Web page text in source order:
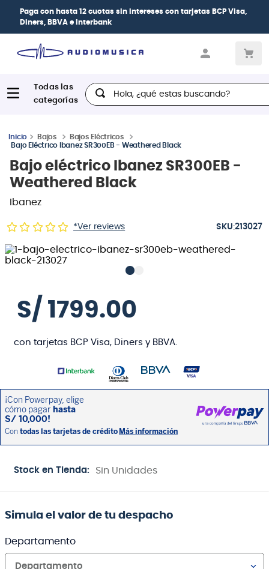
Paga con hasta 12 cuotas sin intereses con tarjetas BCP Visa,
Diners, BBVA e Interbank
Hola, ¿qué estas buscando?
Bajos
Bajos Eléctricos
Bajo Eléctrico Ibanez SR300EB - Weathered Black
Bajo eléctrico Ibanez SR300EB -
Weathered Black
Ibanez
*Ver reviews :213027
S/ 1799.00
con tarjetas BCP Visa, Diners y BBVA.
Stock en Tienda: Sin Unidades
Simula el valor de tu despacho
Departamento
Departamento